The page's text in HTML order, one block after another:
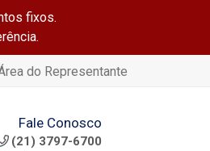
fixos.
do Representante
Fale Conosco
(21) 3797-6700